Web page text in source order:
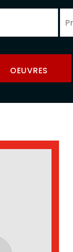
OEUVRES